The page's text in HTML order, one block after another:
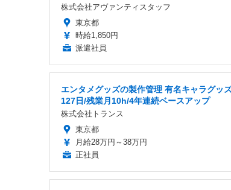
株式会社アヴァンティスタッフ
東京都
時給1,850円
派遣社員
エンタメグッズの製作管理 有名キャラグッ
127日/残業月10h/4年連続ベースアップ
株式会社トランス
東京都
月給28万円～38万円
正社員